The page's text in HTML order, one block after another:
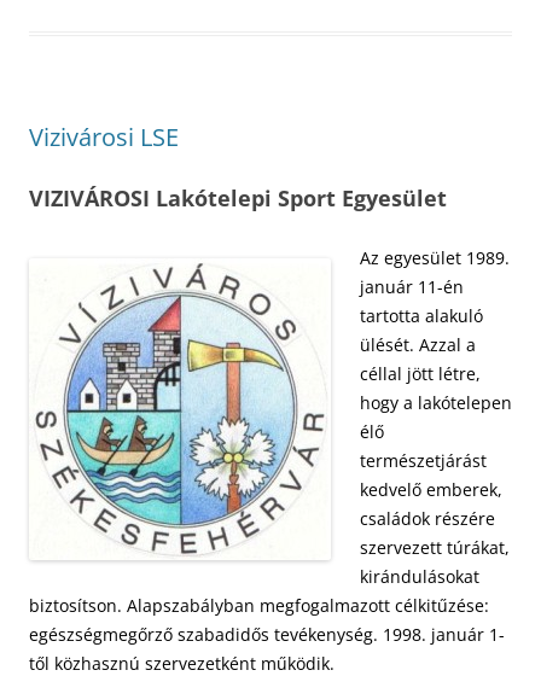
Vizivárosi LSE
VIZIVÁROSI Lakótelepi Sport Egyesület
Az egyesület 1989.
január 11-én
tartotta alakuló
ülését. Azzal a
céllal jött létre,
hogy a lakótelepen
élő
természetjárást
kedvelő emberek,
családok részére
szervezett túrákat,
kirándulásokat
biztosítson. Alapszabályban megfogalmazott célkitűzése:
egészségmegőrző szabadidős tevékenység. 1998. január 1-
től közhasznú szervezetként működik.